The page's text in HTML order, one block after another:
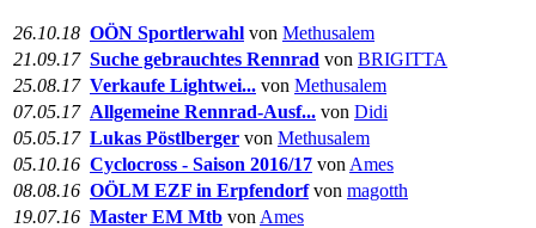
26.10.18 OÖN Sportlerwahl von Methusalem
21.09.17 Suche gebrauchtes Rennrad von BRIGITTA
25.08.17 Verkaufe Lightwei... von Methusalem
07.05.17 Allgemeine Rennrad-Ausf... von Didi
05.05.17 Lukas Pöstlberger von Methusalem
05.10.16 Cyclocross - Saison 2016/17 von Ames
08.08.16 OÖLM EZF in Erpfendorfvon magotth
19.07.16 Master EM Mtb von Ames